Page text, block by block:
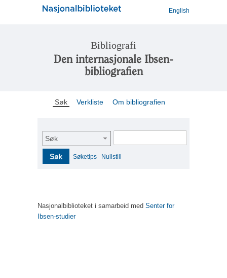
English
Bibliografi
Den internasjonale Ibsen-
bibliografien
Søk Verkliste Om bibliografien
Søk
Søk Søketips Nullstill
Nasjonalbiblioteket i samarbeid med Senter for
Ibsen-studier